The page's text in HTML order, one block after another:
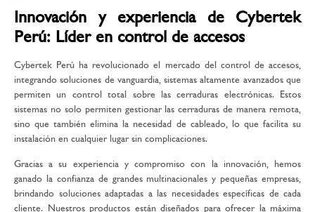
Innovación y experiencia de Cybertek
Perú: Líder en control de accesos
Cybertek Perú ha revolucionado el mercado del control de accesos,
integrando soluciones de vanguardia, sistemas altamente avanzados que
permiten un control total sobre las cerraduras electrónicas. Estos
sistemas no solo permiten gestionar las cerraduras de manera remota,
sino que también elimina la necesidad de cableado, lo que facilita su
instalación en cualquier lugar sin complicaciones.
Gracias a su experiencia y compromiso con la innovación, hemos
ganado la confianza de grandes multinacionales y pequeñas empresas,
brindando soluciones adaptadas a las necesidades específicas de cada
cliente. Nuestros productos están diseñados para ofrecer la máxima